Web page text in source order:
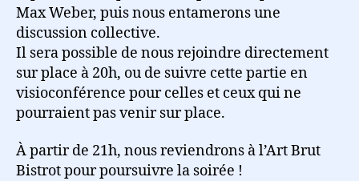
Max Weber, puis nous entamerons une
discussion collective.
Il sera possible de nous rejoindre directement
sur place à 20h, ou de suivre cette partie en
visioconférence pour celles et ceux qui ne
pourraient pas venir sur place.
À partir de 21h, nous reviendrons à l’Art Brut
Bistrot pour poursuivre la soirée !